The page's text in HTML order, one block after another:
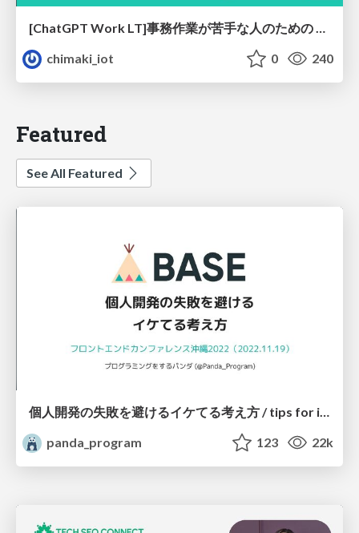
[ChatGPT Work LT]事務作業が苦手な人のための バックオフィスの「半」自動化
chimaki_iot
0 240
Featured
See All Featured
個人開発の失敗を避けるイケてる考え方 / tips for indie hackers
panda_program
123 22k